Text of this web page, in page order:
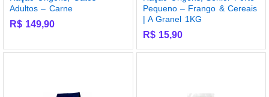
Adultos – Carne
R$ 149,90
Pequeno – Frango & Cereais
| A Granel 1KG
R$15,90